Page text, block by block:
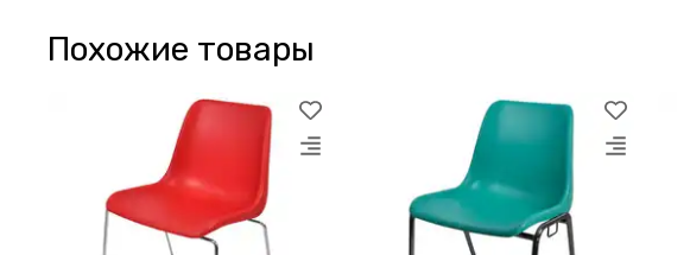
Похожие товары